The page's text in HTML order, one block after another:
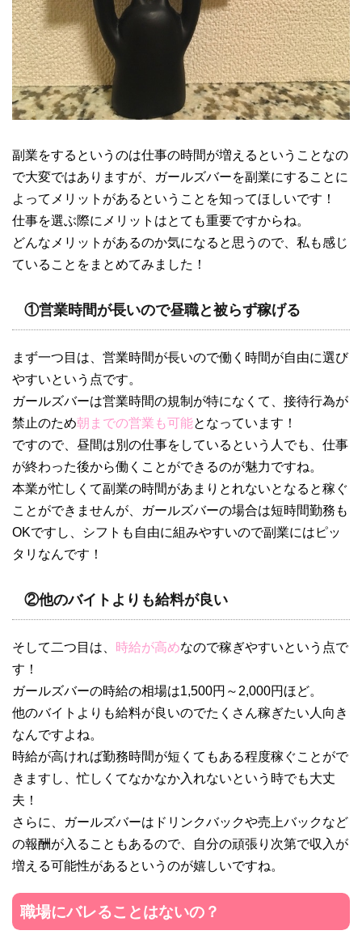
副業をするというのは仕事の時間が増えるということなの
で大変ではありますが、ガールズバーを副業にすることに
よってメリットがあるということを知ってほしいです！
仕事を選ぶ際にメリットはとても重要ですからね。
どんなメリットがあるのか気になると思うので、私も感じ
ていることをまとめてみました！
①営業時間が長いので昼職と被らず稼げる
まず一つ目は、営業時間が長いので働く時間が自由に選び
やすいという点です。
ガールズバーは営業時間の規制が特になくて、接待行為が
禁止のため朝までの営業も可能となっています！
ですので、昼間は別の仕事をしているという人でも、仕事
が終わった後から働くことができるのが魅力ですね。
本業が忙しくて副業の時間があまりとれないとなると稼ぐ
ことができませんが、ガールズバーの場合は短時間勤務も
OKですし、シフトも自由に組みやすいので副業にはピッ
タリなんです！
②他のバイトよりも給料が良い
そして二つ目は、 時給が高めなので稼ぎやすいという点で
す！
ガールズバーの時給の相場は1,500円～2,000円ほど。
他のバイトよりも給料が良いのでたくさん稼ぎたい人向き
なんですよね。
時給が高ければ勤務時間が短くてもある程度稼ぐことがで
きますし、忙しくてなかなか入れないという時でも大丈
夫！
さらに、ガールズバーはドリンクバックや売上バックなど
の報酬が入ることもあるので、自分の頑張り次第で収入が
増える可能性があるというのが嬉しいですね。
職場にバレることはないの？